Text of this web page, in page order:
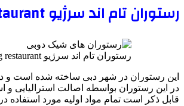
رستوران تام اند سرژیو tom and serg restaurant
رستوران تام اند سرژیو tom and serg restaurant
این رستوران در شهر دبی ساخته شده است و
در این رستوران بواسطه اصالت استرالیایی و
قابل ذکر است تمام مواد اولیه مورد